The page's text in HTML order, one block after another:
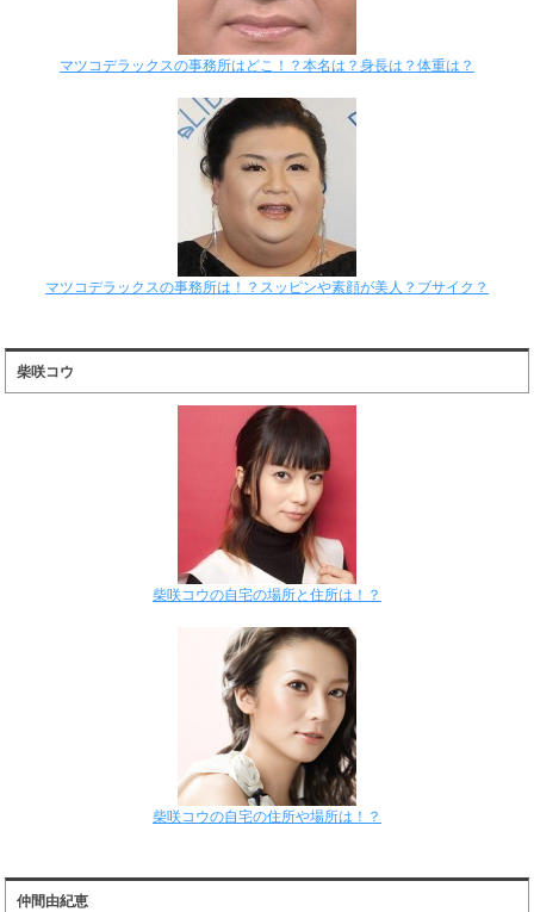
マツコデラックスの事務所はどこ！？本名は？身長は？体重は？
マツコデラックスの事務所は！？スッピンや素顔が美人？ブサイク？
柴咲コウ
柴咲コウの自宅の場所と住所は！？
柴咲コウの自宅の住所や場所は！？
仲間由紀恵